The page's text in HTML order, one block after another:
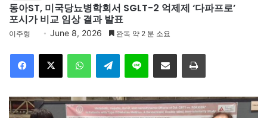
동아ST, 미국당뇨병학회서 SGLT-2 억제제 ‘다파프로’
포시가 비교 임상 결과 발표
이주형 June 8, 2026 완독 약 2 분 소요
Facebook
X WhatsAppTelegramLine 이메일 인쇄